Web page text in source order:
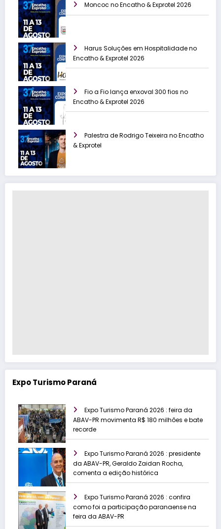
Moncoc no Encatho & Exprotel 2026
Harus Soluções em Hospitalidade no
Encatho & Exprotel 2026
Fio a Fio lança enxoval 300 fios no
Encatho & Exprotel 2026
Palestra de Rodrigo Teixeira no Encatho
& Exprotel
Expo Turismo Paraná
Expo Turismo Paraná 2026 : feira da
ABAV-PR movimenta R$ 180 milhões e bate
recorde
Expo Turismo Paraná 2026 : presidente
da ABAV-PR, Geraldo Zaidan Rocha,
comenta a edição histórica
Expo Turismo Paraná 2026 : confira
como foi a participação paranaense na
feira da ABAV-PR